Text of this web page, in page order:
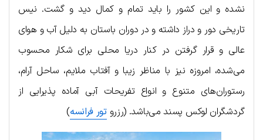
نشده و این کشور را باید تمام و کمال دید و گشت. نیس
تاریخی دور و دراز داشته و در دوران باستان به دلیل آب و هوای
عالی و قرار گرفتن در کنار دریا محلی برای شکار محسوب
می‌شده، امروزه نیز با مناظر زیبا و آفتاب ملایم، ساحل آرام،
رستوران‌های متنوع و انواع تفریحات آبی آماده پذیرایی از
گردشگران لوکس پسند می‌باشد. (رزروتور فرانسه)